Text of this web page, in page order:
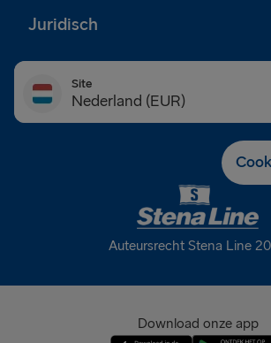
Juridisch
Site
Nederland (EUR)
France (EUR)
Auteursrecht Stena Line
Download onze app